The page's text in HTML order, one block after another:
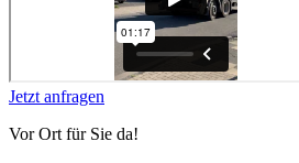
Jetzt anfragen
Vor Ort für Sie da!